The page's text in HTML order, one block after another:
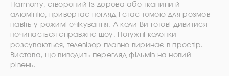
Harmony, створений із дерева або тканини й
алюмінію, привертає погляд і стає темою для розмов
навіть у режимі очікування. А коли Ви готові дивитися —
починається справжнє шоу. Потужні колонки
розсуваються, телевізор плавно виринає в простір.
Вистава, що виводить перегляд фільмів на новий
рівень.